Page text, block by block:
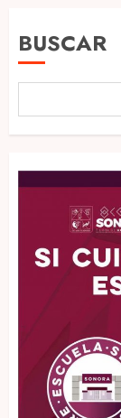
BUSCAR